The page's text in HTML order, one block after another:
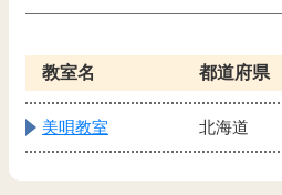
教室名 都道府県
美唄教室 北海道